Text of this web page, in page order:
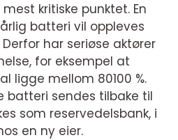
kritiske punktet. En
batteri vil oppleves
har seriøse aktører
for eksempel at
ligge mellom 80100 %.
batteri sendes tilbake til
som reservedelsbank, i
en ny eier.